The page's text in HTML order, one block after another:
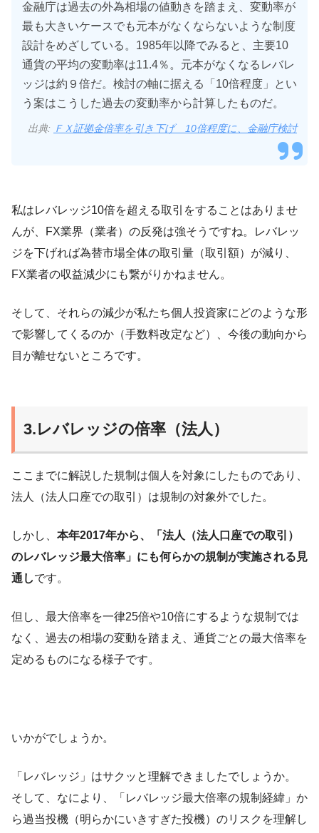
金融庁は過去の外為相場の値動きを踏まえ、変動率が
最も大きいケースでも元本がなくならないような制度
設計をめざしている。1985年以降でみると、主要10
通貨の平均の変動率は11.4％。元本がなくなるレバレ
ッジは約９倍だ。検討の軸に据える「10倍程度」とい
う案はこうした過去の変動率から計算したものだ。
出典: ＦＸ証拠金倍率を引き下げ 10倍程度に、金融庁検討
私はレバレッジ10倍を超える取引をすることはありませ
んが、FX業界（業者）の反発は強そうですね。レバレッ
ジを下げれば為替市場全体の取引量（取引額）が減り、
FX業者の収益減少にも繋がりかねません。
そして、それらの減少が私たち個人投資家にどのような形
で影響してくるのか（手数料改定など）、今後の動向から
目が離せないところです。
3.レバレッジの倍率（法人）
ここまでに解説した規制は個人を対象にしたものであり、
法人（法人口座での取引）は規制の対象外でした。
しかし、 本年2017年から、「法人（法人口座での取引）
のレバレッジ最大倍率」にも何らかの規制が実施される見
通しです。
但し、最大倍率を一律25倍や10倍にするような規制では
なく、過去の相場の変動を踏まえ、通貨ごとの最大倍率を
定めるものになる様子です。
いかがでしょうか。
「レバレッジ」はサクッと理解できましたでしょうか。
そして、なにより、「レバレッジ最大倍率の規制経緯」か
ら過当投機（明らかにいきすぎた投機）のリスクを理解し